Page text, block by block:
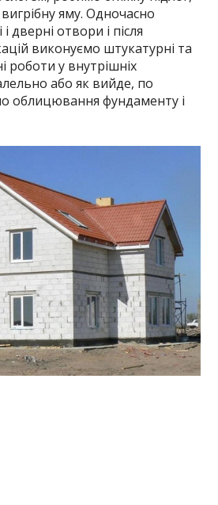
яму. Одночасно
дверні отвори і після
виконуємо штукатурні та
роботи у внутрішніх
або як вийде, по
облицювання фундаменту і